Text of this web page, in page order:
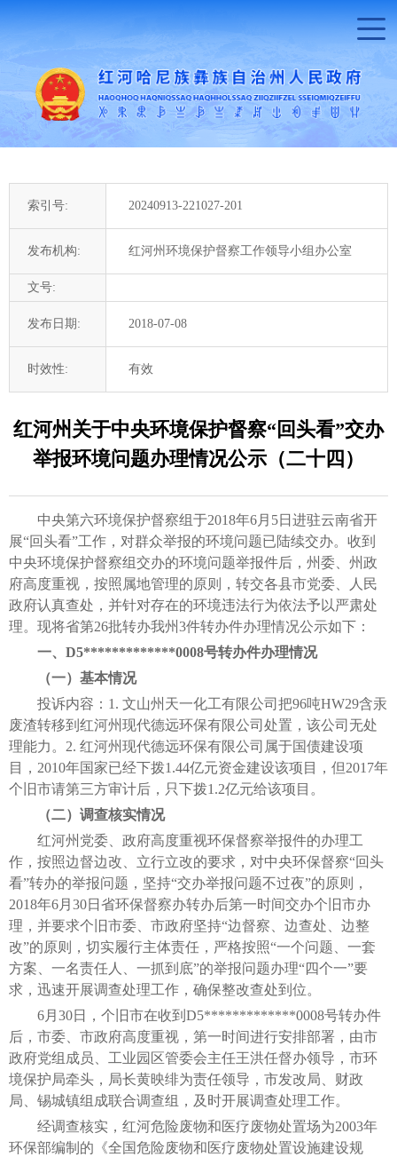
索引号: 20240913-221027-201
发布机构: 红河州环境保护督察工作领导小组办公室
文号:
发布日期: 2018-07-08
时效性: 有效
红河州关于中央环境保护督察“回头看”交办
举报环境问题办理情况公示（二十四）
中央第六环境保护督察组于2018年6月5日进驻云南省开
展“回头看”工作，对群众举报的环境问题已陆续交办。收到
中央环境保护督察组交办的环境问题举报件后，州委、州政
府高度重视，按照属地管理的原则，转交各县市党委、人民
政府认真查处，并针对存在的环境违法行为依法予以严肃处
理。现将省第26批转办我州3件转办件办理情况公示如下：
一、D5*************0008号转办件办理情况
（一）基本情况
投诉内容：1. 文山州天一化工有限公司把96吨HW29含汞
废渣转移到红河州现代德远环保有限公司处置，该公司无处
理能力。2. 红河州现代德远环保有限公司属于国债建设项
目，2010年国家已经下拨1.44亿元资金建设该项目，但2017年
个旧市请第三方审计后，只下拨1.2亿元给该项目。
（二）调查核实情况
红河州党委、政府高度重视环保督察举报件的办理工
作，按照边督边改、立行立改的要求，对中央环保督察“回头
看”转办的举报问题，坚持“交办举报问题不过夜”的原则，
2018年6月30日省环保督察办转办后第一时间交办个旧市办
理，并要求个旧市委、市政府坚持“边督察、边查处、边整
改”的原则，切实履行主体责任，严格按照“一个问题、一套
方案、一名责任人、一抓到底”的举报问题办理“四个一”要
求，迅速开展调查处理工作，确保整改查处到位。
6月30日，个旧市在收到D5*************0008号转办件
后，市委、市政府高度重视，第一时间进行安排部署，由市
政府党组成员、工业园区管委会主任王洪任督办领导，市环
境保护局牵头，局长黄映绯为责任领导，市发改局、财政
局、锡城镇组成联合调查组，及时开展调查处理工作。
经调查核实，红河危险废物和医疗废物处置场为2003年
环保部编制的《全国危险废物和医疗废物处置设施建设规